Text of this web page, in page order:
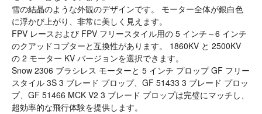
雪の結晶のような外観のデザインです。 モーター全体が銀白色
に浮かび上がり、非常に美しく見えます。
FPV レースおよび FPV フリースタイル用の 5 インチ～6 インチ
のクアッドコプターと互換性があります。 1860KV と 2500KV
の 2 モーター KV バージョンを選択できます。
Snow 2306 ブラシレス モーターと 5 インチ プロップ GF フリー
スタイル 3S 3 ブレード プロップ、GF 51433 3 ブレード プロッ
プ、GF 51466 MCK V2 3 ブレード プロップは完璧にマッチし、
超効率的な飛行体験を提供します。